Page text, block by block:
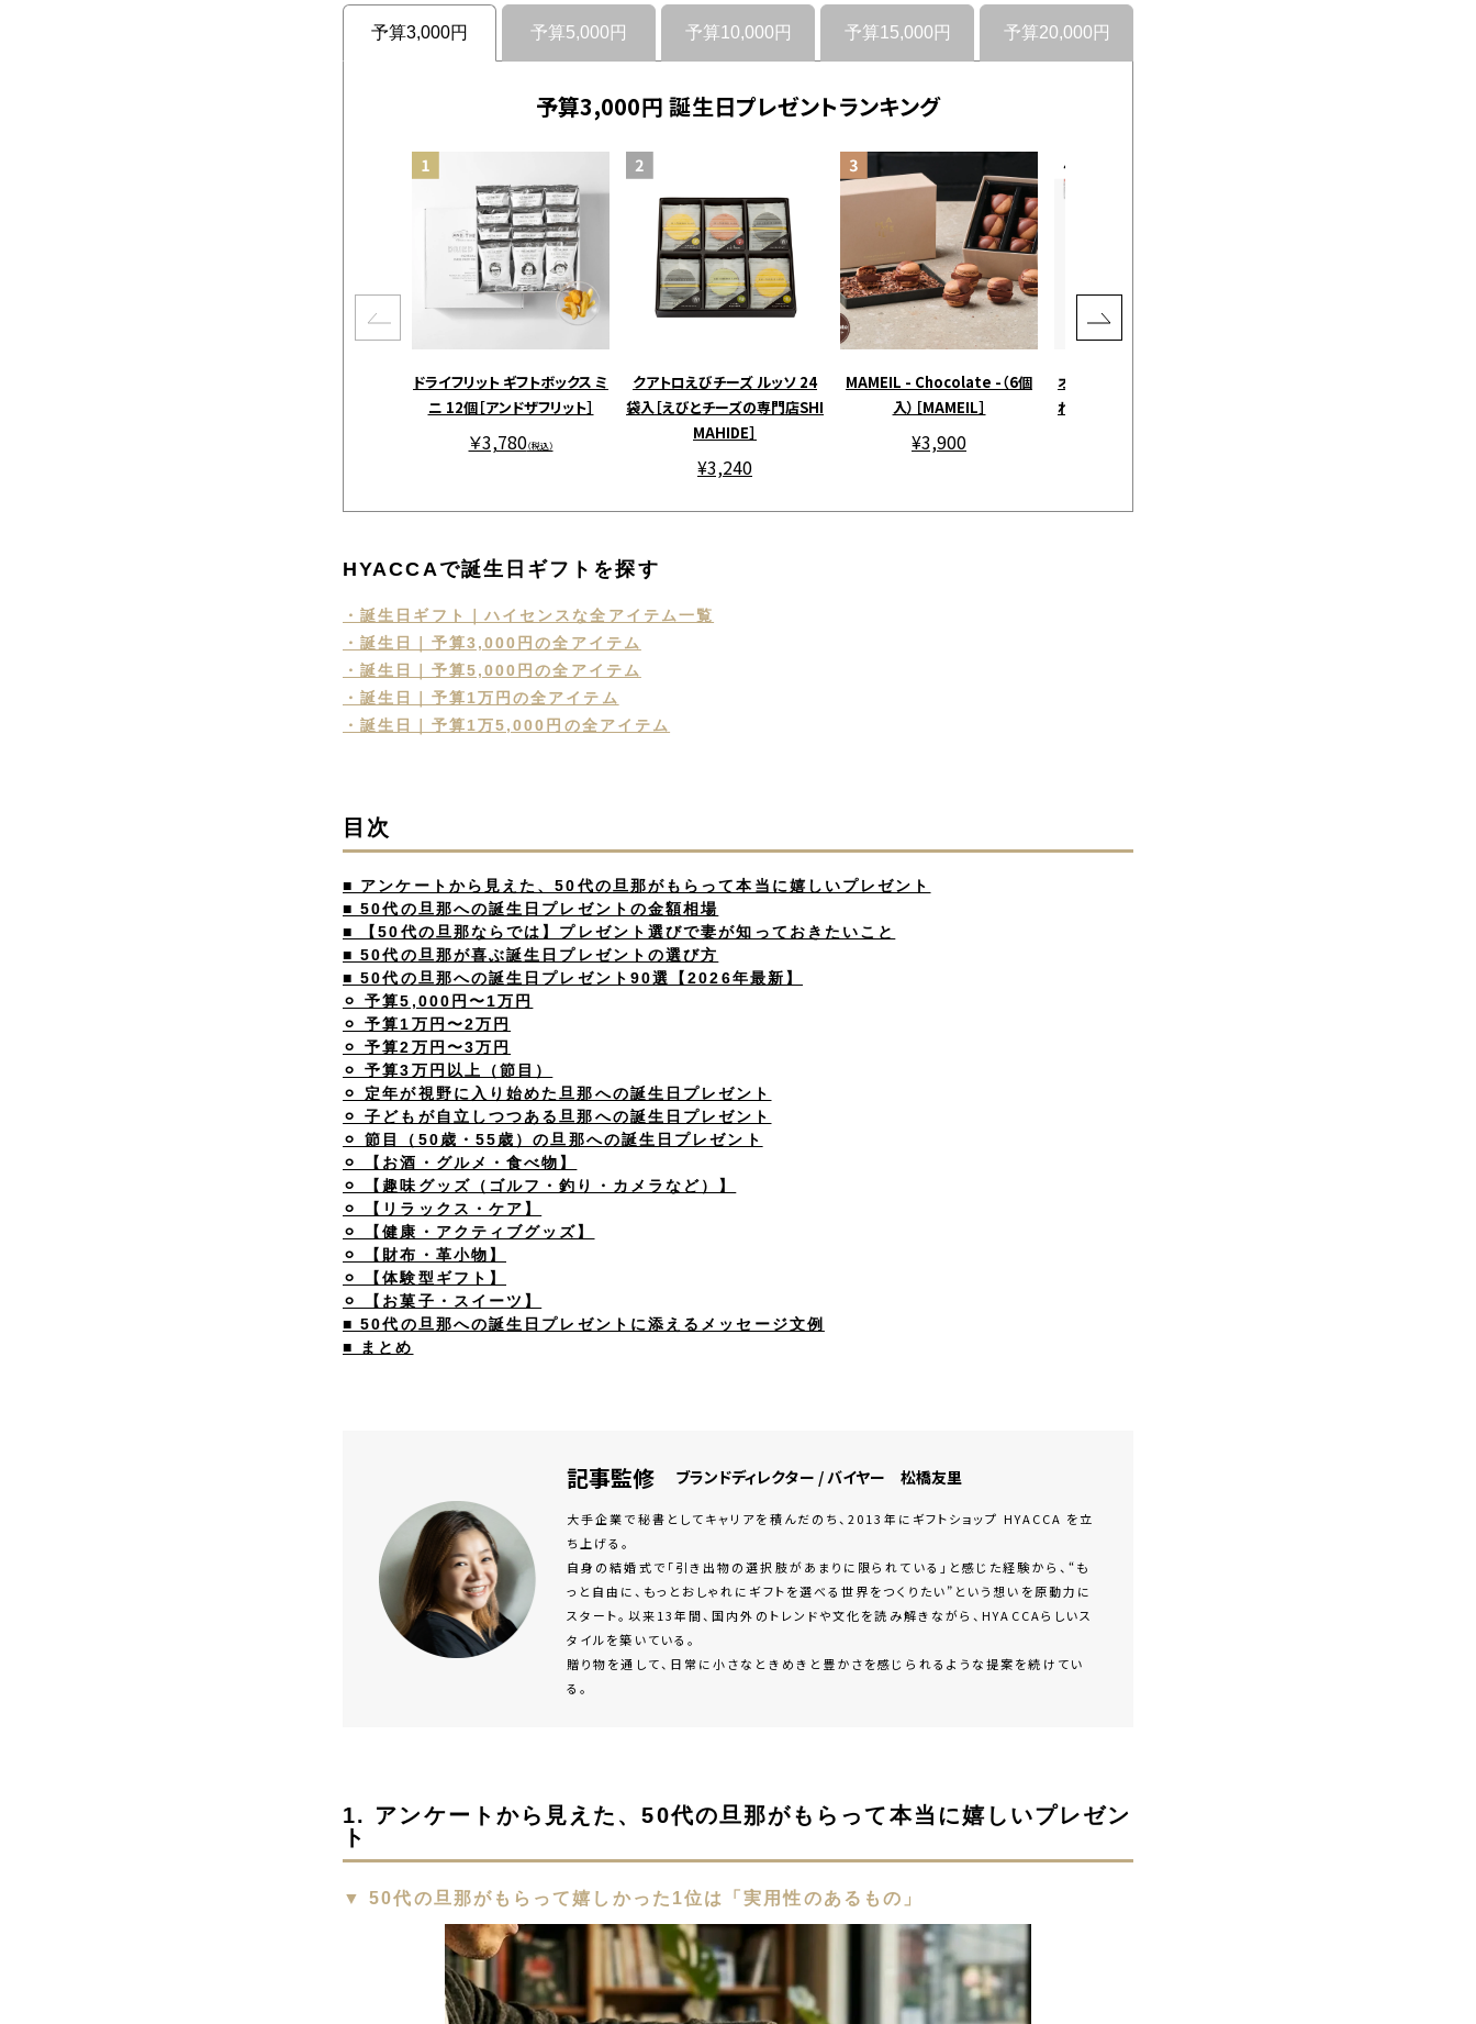
予算3,000円 予算5,000円 予算10,000円 予算15,000円 予算20,000円
予算3,000円 誕生日プレゼントランキング
ドライフリット ギフトボックス ミ
ニ 12個［アンドザフリット］
￥3,780（税込）
クアトロえびチーズ ルッソ 24
袋入［えびとチーズの専門店SHI
MAHIDE］
¥3,240
MAMEIL - Chocolate -（6個
入）［MAMEIL］
¥3,900
オリジナルのチロルチョコが作
れる 45個セット ミルク［DECO
HYACCAで誕生日ギフトを探す
・誕生日ギフト｜ハイセンスな全アイテム一覧
・誕生日｜予算3,000円の全アイテム
・誕生日｜予算5,000円の全アイテム
・誕生日｜予算1万円の全アイテム
・誕生日｜予算1万5,000円の全アイテム
目次
■ アンケートから見えた、50代の旦那がもらって本当に嬉しいプレゼント
■ 50代の旦那への誕生日プレゼントの金額相場
■ 【50代の旦那ならでは】プレゼント選びで妻が知っておきたいこと
■ 50代の旦那が喜ぶ誕生日プレゼントの選び方
■ 50代の旦那への誕生日プレゼント90選【2026年最新】
⚪︎ 予算5,000円〜1万円
⚪︎ 予算1万円〜2万円
⚪︎ 予算2万円〜3万円
⚪︎ 予算3万円以上（節目）
⚪︎ 定年が視野に入り始めた旦那への誕生日プレゼント
⚪︎ 子どもが自立しつつある旦那への誕生日プレゼント
⚪︎ 節目（50歳・55歳）の旦那への誕生日プレゼント
⚪︎ 【お酒・グルメ・食べ物】
⚪︎ 【趣味グッズ（ゴルフ・釣り・カメラなど）】
⚪︎ 【リラックス・ケア】
⚪︎ 【健康・アクティブグッズ】
⚪︎ 【財布・革小物】
⚪︎ 【体験型ギフト】
⚪︎ 【お菓子・スイーツ】
■ 50代の旦那への誕生日プレゼントに添えるメッセージ文例
■ まとめ
記事監修 ブランドディレクター / バイヤー 松橋友里
大手企業で秘書としてキャリアを積んだのち、2013年にギフトショップ HYACCA を立
ち上げる。
自身の結婚式で「引き出物の選択肢があまりに限られている」と感じた経験から、“も
っと自由に、もっとおしゃれにギフトを選べる世界をつくりたい”という想いを原動力に
スタート。以来13年間、国内外のトレンドや文化を読み解きながら、HYACCAらしいス
タイルを築いている。
贈り物を通して、日常に小さなときめきと豊かさを感じられるような提案を続けてい
る。
1. アンケートから見えた、50代の旦那がもらって本当に嬉しいプレゼン
ト
▼ 50代の旦那がもらって嬉しかった1位は「実用性のあるもの」